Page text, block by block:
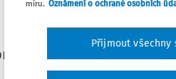
předplatitele
míru. Oznámení o ochraně osobních
Přijmout všechny